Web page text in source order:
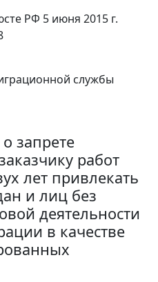
РФ 5 июня 2015 г.
службы
запрете
работ
лет привлекать
и лиц без
деятельности
в качестве